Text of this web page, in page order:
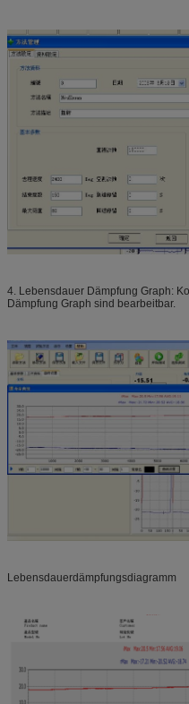
4. Lebensdauer Dämpfung Graph:
Dämpfung Graph sind bearbeitbar.
Lebensdauerdämpfungsdiagramm